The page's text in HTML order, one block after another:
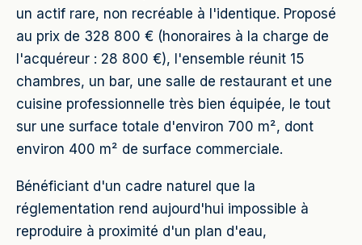
un actif rare, non recréable à l'identique. Proposé
au prix de 328 800 € (honoraires à la charge de
l'acquéreur : 28 800 €), l'ensemble réunit 15
chambres, un bar, une salle de restaurant et une
cuisine professionnelle très bien équipée, le tout
sur une surface totale d'environ 700 m², dont
environ 400 m² de surface commerciale.
Bénéficiant d'un cadre naturel que la
réglementation rend aujourd'hui impossible à
reproduire à proximité d'un plan d'eau,